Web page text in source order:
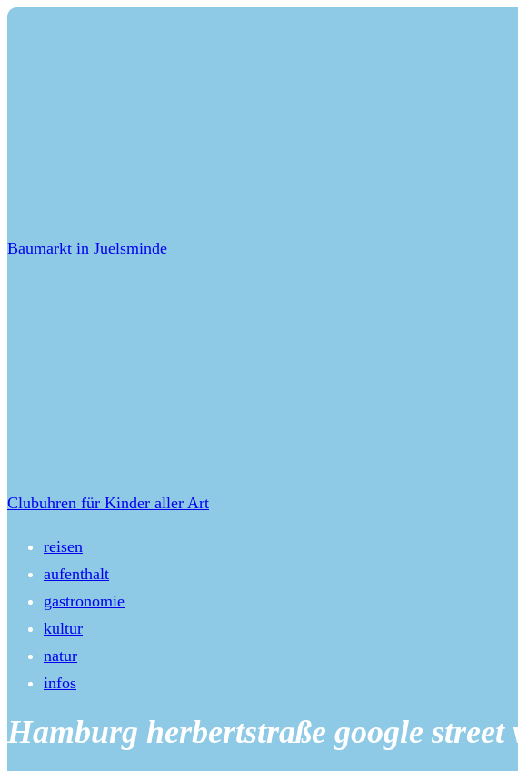
Baumarkt in Juelsminde
Clubuhren für Kinder aller Art
reisen
aufenthalt
gastronomie
kultur
natur
infos
Hamburg herbertstraße google street